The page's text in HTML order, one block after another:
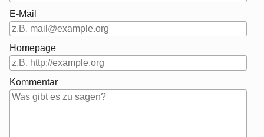
E-Mail
Homepage
Kommentar